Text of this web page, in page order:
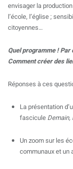
envisager la
l’école, l’église ;
citoyennes…
Quel programme !
Comment créer des
Réponses à ces
La présentation
fascicule
Un zoom sur les
communaux et un